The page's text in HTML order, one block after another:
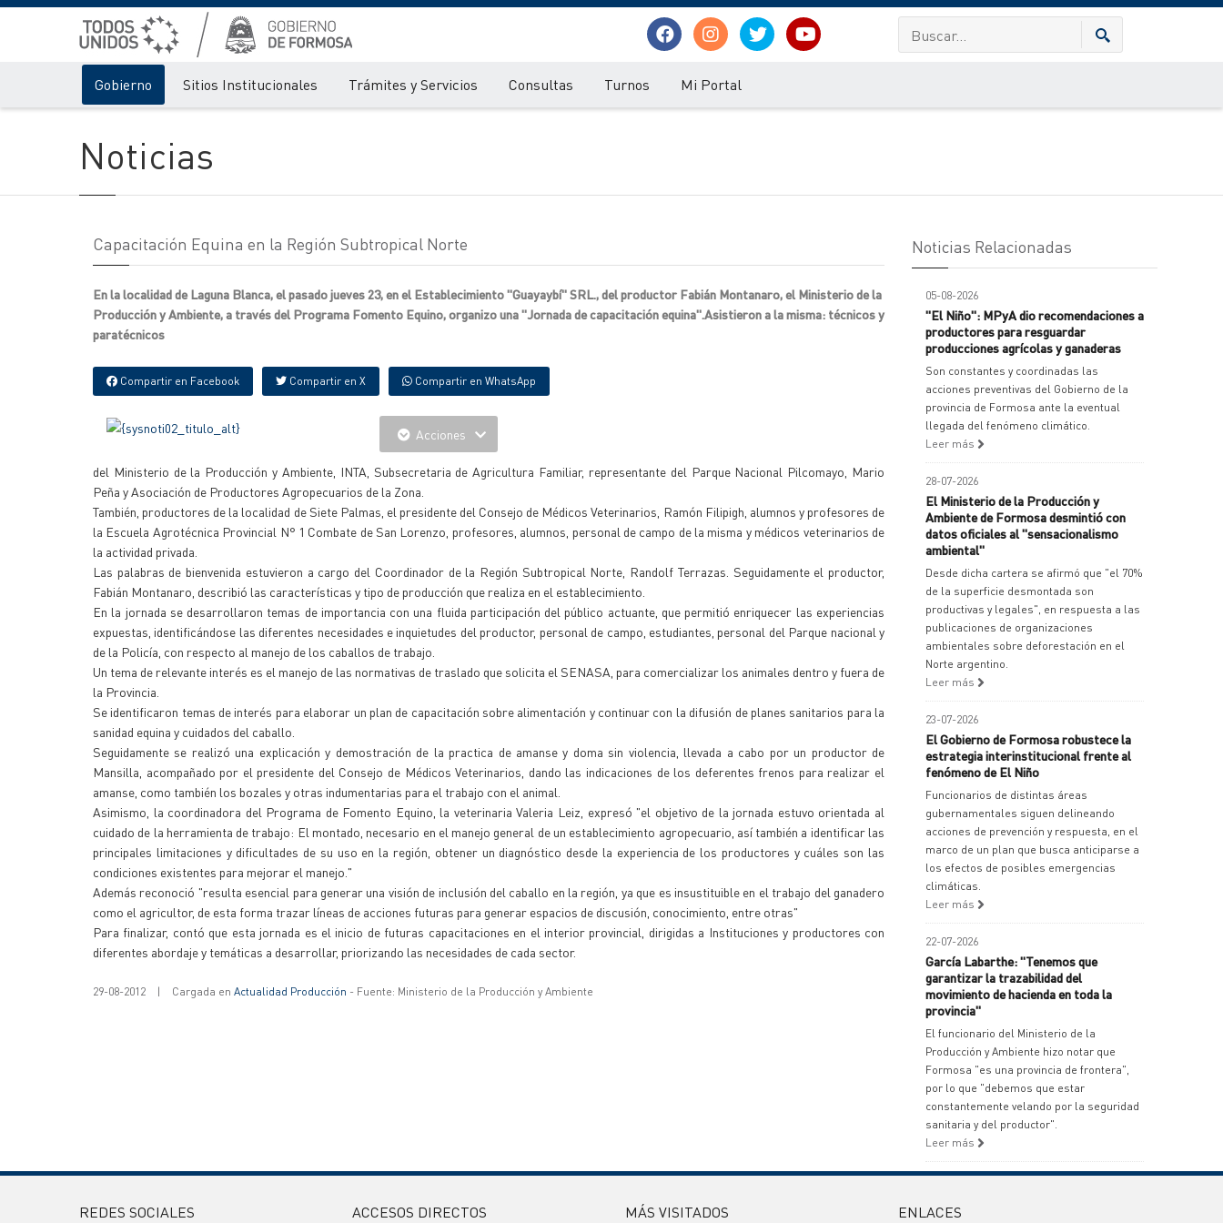
Gobierno Sitios Institucionales Trámites y Servicios Consultas Turnos Mi Portal
Noticias
Capacitación Equina en la Región Subtropical Norte
En la localidad de Laguna Blanca, el pasado jueves 23, en el Establecimiento "Guayaybí" SRL., del productor Fabián Montanaro, el Ministerio de la
Producción y Ambiente, a través del Programa Fomento Equino, organizo una "Jornada de capacitación equina".Asistieron a la misma: técnicos y
paratécnicos
Compartir en Facebook Compartir en X Compartir en WhatsApp
Acciones
del Ministerio de la Producción y Ambiente, INTA, Subsecretaria de Agricultura Familiar, representante del Parque Nacional Pilcomayo, Mario
Peña y Asociación de Productores Agropecuarios de la Zona.
También, productores de la localidad de Siete Palmas, el presidente del Consejo de Médicos Veterinarios, Ramón Filipigh, alumnos y profesores de
la Escuela Agrotécnica Provincial N° 1 Combate de San Lorenzo, profesores, alumnos, personal de campo de la misma y médicos veterinarios de
la actividad privada.
Las palabras de bienvenida estuvieron a cargo del Coordinador de la Región Subtropical Norte, Randolf Terrazas. Seguidamente el productor,
Fabián Montanaro, describió las características y tipo de producción que realiza en el establecimiento.
En la jornada se desarrollaron temas de importancia con una fluida participación del público actuante, que permitió enriquecer las experiencias
expuestas, identificándose las diferentes necesidades e inquietudes del productor, personal de campo, estudiantes, personal del Parque nacional y
de la Policía, con respecto al manejo de los caballos de trabajo.
Un tema de relevante interés es el manejo de las normativas de traslado que solicita el SENASA, para comercializar los animales dentro y fuera de
la Provincia.
Se identificaron temas de interés para elaborar un plan de capacitación sobre alimentación y continuar con la difusión de planes sanitarios para la
sanidad equina y cuidados del caballo.
Seguidamente se realizó una explicación y demostración de la practica de amanse y doma sin violencia, llevada a cabo por un productor de
Mansilla, acompañado por el presidente del Consejo de Médicos Veterinarios, dando las indicaciones de los deferentes frenos para realizar el
amanse, como también los bozales y otras indumentarias para el trabajo con el animal.
Asimismo, la coordinadora del Programa de Fomento Equino, la veterinaria Valeria Leiz, expresó "el objetivo de la jornada estuvo orientada al
cuidado de la herramienta de trabajo: El montado, necesario en el manejo general de un establecimiento agropecuario, así también a identificar las
principales limitaciones y dificultades de su uso en la región, obtener un diagnóstico desde la experiencia de los productores y cuáles son las
condiciones existentes para mejorar el manejo."
Además reconoció "resulta esencial para generar una visión de inclusión del caballo en la región, ya que es insustituible en el trabajo del ganadero
como el agricultor, de esta forma trazar líneas de acciones futuras para generar espacios de discusión, conocimiento, entre otras"
Para finalizar, contó que esta jornada es el inicio de futuras capacitaciones en el interior provincial, dirigidas a Instituciones y productores con
diferentes abordaje y temáticas a desarrollar, priorizando las necesidades de cada sector.
29-08-2012 | Cargada en Actualidad Producción - Fuente: Ministerio de la Producción y Ambiente
Noticias Relacionadas
05-08-2026
"El Niño": MPyA dio recomendaciones a
productores para resguardar
producciones agrícolas y ganaderas
Son constantes y coordinadas las
acciones preventivas del Gobierno de la
provincia de Formosa ante la eventual
llegada del fenómeno climático.
Leer más
28-07-2026
El Ministerio de la Producción y
Ambiente de Formosa desmintió con
datos oficiales al "sensacionalismo
ambiental"
Desde dicha cartera se afirmó que "el 70%
de la superficie desmontada son
productivas y legales", en respuesta a las
publicaciones de organizaciones
ambientales sobre deforestación en el
Norte argentino.
Leer más
23-07-2026
El Gobierno de Formosa robustece la
estrategia interinstitucional frente al
fenómeno de El Niño
Funcionarios de distintas áreas
gubernamentales siguen delineando
acciones de prevención y respuesta, en el
marco de un plan que busca anticiparse a
los efectos de posibles emergencias
climáticas.
Leer más
22-07-2026
García Labarthe: "Tenemos que
garantizar la trazabilidad del
movimiento de hacienda en toda la
provincia"
El funcionario del Ministerio de la
Producción y Ambiente hizo notar que
Formosa "es una provincia de frontera",
por lo que "debemos que estar
constantemente velando por la seguridad
sanitaria y del productor".
Leer más
REDES SOCIALES ACCESOS DIRECTOS MÁS VISITADOS ENLACES